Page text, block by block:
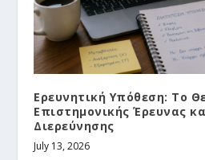
Ερευνητική Υπόθεση: Το
Επιστημονικής Έρευνας
Διερεύνησης
July 13, 2026